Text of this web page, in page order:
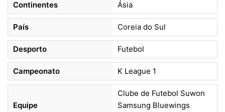
Continentes Ásia
País Coreia do Sul
Desporto Futebol
Campeonato K League 1
Equipe
Clube de Futebol Suwon
Samsung Bluewings